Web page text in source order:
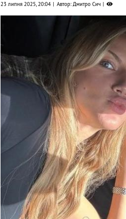
23 липня 2025, 20:04 Автор: Дмитро Сич